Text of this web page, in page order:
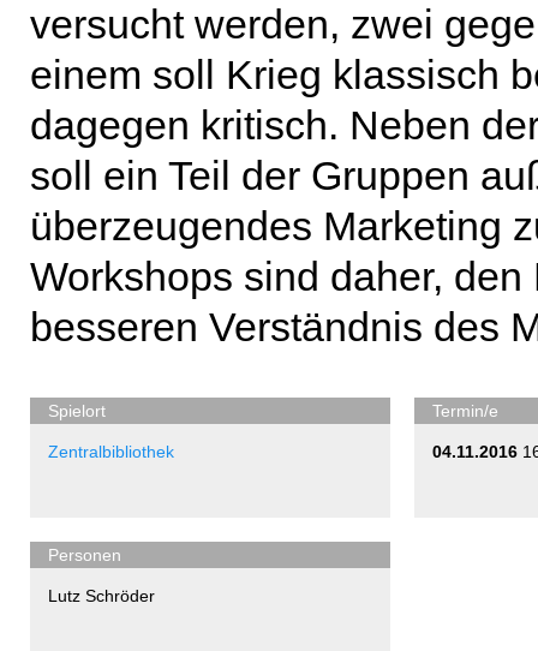
versucht werden, zwei
einem soll Krieg klassisch
dagegen kritisch. Neben
soll ein Teil der Gruppen
überzeugendes Marketing
Workshops sind daher,
besseren Verständnis des
Spielort
Zentralbibliothek
Termin/e
04.11.2016
Personen
Lutz Schröder